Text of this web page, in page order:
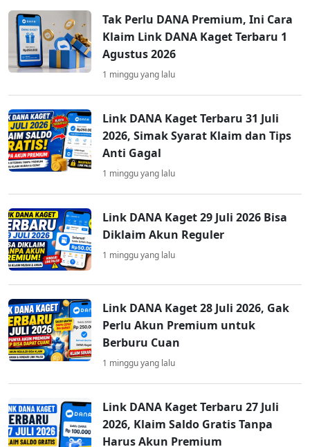
Tak Perlu DANA Premium, Ini Cara
Klaim Link DANA Kaget Terbaru 1
Agustus 2026
1 minggu yang lalu
Link DANA Kaget Terbaru 31 Juli
2026, Simak Syarat Klaim dan Tips
Anti Gagal
1 minggu yang lalu
Link DANA Kaget 29 Juli 2026 Bisa
Diklaim Akun Reguler
1 minggu yang lalu
Link DANA Kaget 28 Juli 2026, Gak
Perlu Akun Premium untuk
Berburu Cuan
1 minggu yang lalu
Link DANA Kaget Terbaru 27 Juli
2026, Klaim Saldo Gratis Tanpa
Harus Akun Premium